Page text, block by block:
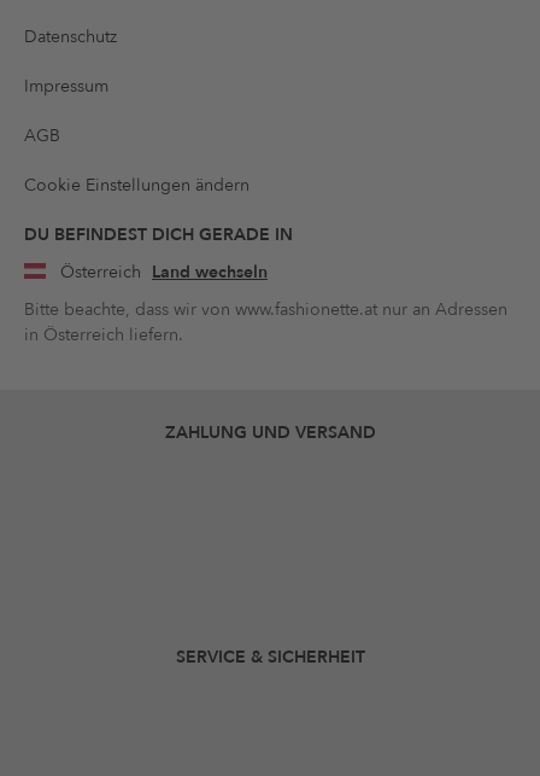
Datenschutz
Impressum
AGB
Cookie Einstellungen ändern
DU BEFINDEST DICH GERADE IN
Österreich Land wechseln
Bitte beachte, dass wir von www.fashionette.at nur an Adressen
in Österreich liefern.
ZAHLUNG UND VERSAND
SERVICE & SICHERHEIT